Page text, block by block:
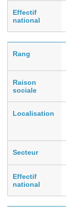
Effectif
national
Rang
Raison
sociale
Localisation
Secteur
Effectif
national